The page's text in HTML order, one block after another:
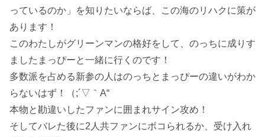
っているのか」を知りたいならば、この海のリハクに策が
あります！
このわたしがグリーンマンの格好をして、のっちに成りす
ましたまっぴーと一緒に行くのです！
多数派を占める新参の人はのっちとまっぴーの違いがわか
らないはず！（;´▽｀A“
本物と勘違いしたファンに囲まれサイン攻め！
そしてバレた後に2人共ファンにボコられるか、受け入れ